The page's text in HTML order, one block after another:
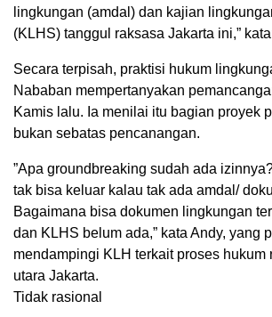
lingkungan (amdal) dan kajian
(KLHS) tanggul raksasa Jakarta ini,”
Secara terpisah, praktisi hukum
Nababan mempertanyakan
Kamis lalu. Ia menilai itu bagian proyek
bukan sebatas pencanangan.
”Apa groundbreaking sudah ada
tak bisa keluar kalau tak ada amdal/
Bagaimana bisa dokumen lingkungan
dan KLHS belum ada,” kata Andy, yang
mendampingi KLH terkait proses hukum
utara Jakarta.
Tidak rasional